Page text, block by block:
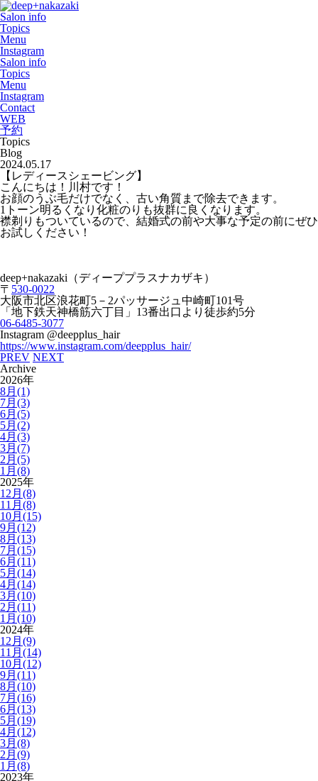
Salon info
Topics
Menu
Instagram
Salon info
Topics
Menu
Instagram
Contact
WEB
予約
Topics
Blog
2024.05.17
【レディースシェービング】
こんにちは！川村です！
お顔のうぶ毛だけでなく、古い角質まで除去できます。
1トーン明るくなり化粧のりも抜群に良くなります。
襟剃りもついているので、結婚式の前や大事な予定の前にぜひ
お試しください！
deep+nakazaki （ディーププラスナカザキ）
〒 530-0022
大阪市北区浪花町5 － 2パッサージュ中崎町101号
「地下鉄天神橋筋六丁目」 13番出口より徒歩約5分
06-6485-3077
Instagram @deepplus_hair
https://www.instagram.com/deepplus_hair/
PREV NEXT
Archive
2026年
8月(1)
7月(3)
6月(5)
5月(2)
4月(3)
3月(7)
2月(5)
1月(8)
2025年
12月(8)
11月(8)
10月(15)
9月(12)
8月(13)
7月(15)
6月(11)
5月(14)
4月(14)
3月(10)
2月(11)
1月(10)
2024年
12月(9)
11月(14)
10月(12)
9月(11)
8月(10)
7月(16)
6月(13)
5月(19)
4月(12)
3月(8)
2月(9)
1月(8)
2023年